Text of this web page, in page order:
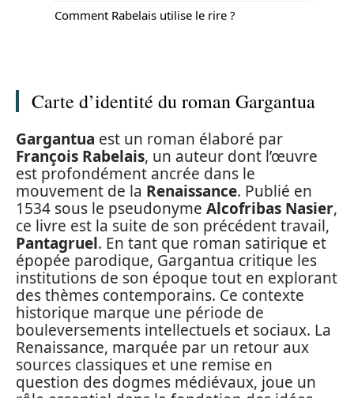
Comment Rabelais utilise le rire ?
Carte d’identité du roman Gargantua
Gargantua est un roman élaboré par
François Rabelais, un auteur dont l’œuvre
est profondément ancrée dans le
mouvement de la Renaissance. Publié en
1534 sous le pseudonyme Alcofribas Nasier,
ce livre est la suite de son précédent travail,
Pantagruel. En tant que roman satirique et
épopée parodique, Gargantua critique les
institutions de son époque tout en explorant
des thèmes contemporains. Ce contexte
historique marque une période de
bouleversements intellectuels et sociaux. La
Renaissance, marquée par un retour aux
sources classiques et une remise en
question des dogmes médiévaux, joue un